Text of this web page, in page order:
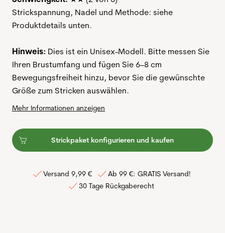
Strickspannung, Nadel und Methode: siehe
Produktdetails unten.
Hinweis: Dies ist ein Unisex-Modell. Bitte messen Sie
Ihren Brustumfang und fügen Sie 6–8 cm
Bewegungsfreiheit hinzu, bevor Sie die gewünschte
Größe zum Stricken auswählen.
Mehr Informationen anzeigen
Strickpaket konfigurieren und kaufen
Versand 9,99 €
Ab 99 €: GRATIS Versand!
30 Tage Rückgaberecht